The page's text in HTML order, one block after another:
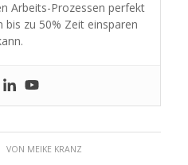
Arbeits-Prozessen perfekt
bis zu 50% Zeit einsparen
VON MEIKE KRANZ